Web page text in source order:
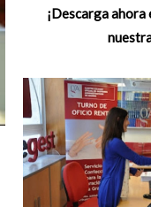
¡Descarga ahora